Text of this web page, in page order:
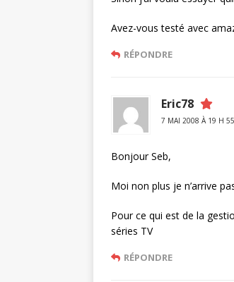
Avez-vous testé avec
RÉPONDRE
Eric78
7 MAI 2008 À 19 H
Bonjour Seb,
Moi non plus je n’arrive
Pour ce qui est de la
séries TV
RÉPONDRE